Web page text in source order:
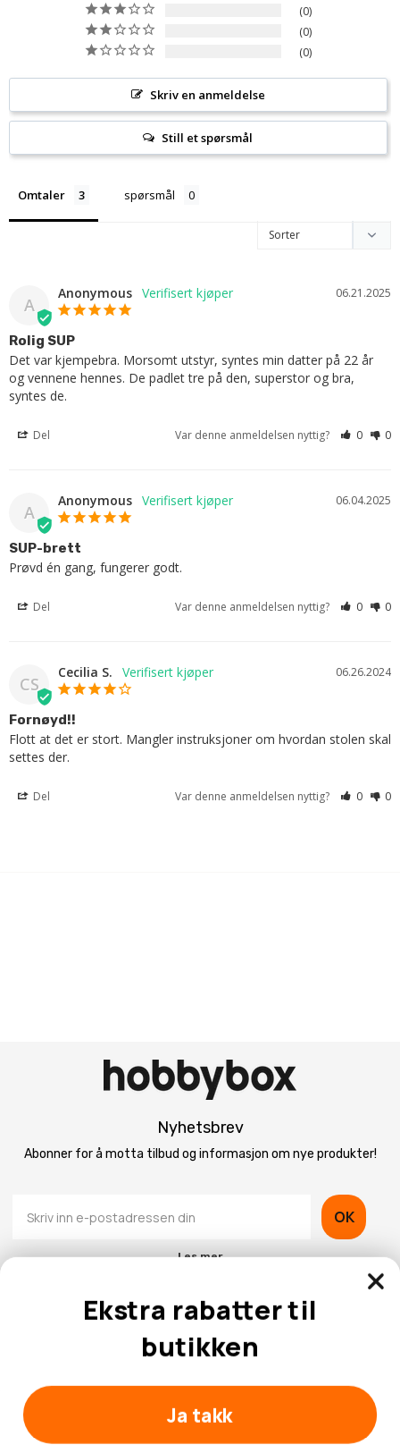
0
0
0
Skriv en anmeldelse
Still et spørsmål
Omtaler spørsmål
A
06.21.2025
Anonymous
Rolig SUP
Det var kjempebra. Morsomt utstyr, syntes min datter på 22 år
og vennene hennes. De padlet tre på den, superstor og bra,
syntes de.
Del Var denne anmeldelsen nyttig? 0 0
A
06.04.2025
Anonymous
SUP-brett
Prøvd én gang, fungerer godt.
Del Var denne anmeldelsen nyttig? 0 0
CS
06.26.2024
Cecilia S.
Fornøyd!!
Flott at det er stort. Mangler instruksjoner om hvordan stolen skal
settes der.
Del Var denne anmeldelsen nyttig? 0 0
Nyhetsbrev
Abonner for å motta tilbud og informasjon om nye produkter!
OK
Les mer
Kundeservice
Ekstra rabatter til
butikken
Ja takk